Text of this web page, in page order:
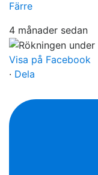
Färre
4 månader sedan
Visa på Facebook
· Dela